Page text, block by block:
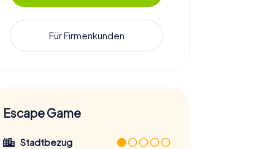
Für Firmenkunden
Escape Game
Stadtbezug